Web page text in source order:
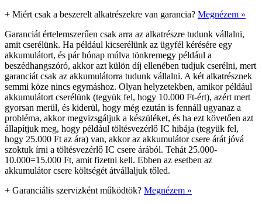
+ Miért csak a beszerelt alkatrészekre van garancia? Megnézem »
Garanciát értelemszerűen csak arra az alkatrészre tudunk vállalni,
amit cserélünk. Ha például kicserélünk az ügyfél kérésére egy
akkumulátort, és pár hónap múlva tönkremegy például a
beszédhangszóró, akkor azt külön díj ellenében tudjuk cserélni, mert
garanciát csak az akkumulátorra tudunk vállalni. A két alkatrésznek
semmi köze nincs egymáshoz. Olyan helyzetekben, amikor például
akkumulátort cserélünk (tegyük fel, hogy 10.000 Ft-ért), azért mert
gyorsan merül, és kiderül, hogy még ezután is fennáll ugyanaz a
probléma, akkor megvizsgáljuk a készüléket, és ha ezt követően azt
állapítjuk meg, hogy például töltésvezérlő IC hibája (tegyük fel,
hogy 25.000 Ft az ára) van, akkor az akkumulátor csere árát jóvá
szoktuk írni a töltésvezérlő IC csere árából. Tehát 25.000-
10.000=15.000 Ft, amit fizetni kell. Ebben az esetben az
akkumulátor csere költségét átvállaljuk tőled.
+ Garanciális szervizként működtök? Megnézem »